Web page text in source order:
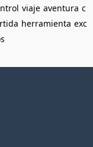
viaje aventura c
herramienta exc